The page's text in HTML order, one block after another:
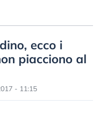
ecco i
piacciono al
- 11:15